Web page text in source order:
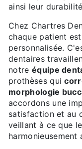
ainsi leur
Chez Chartres
chaque patient
personnalisée.
dentaires
notre équipe
prothèses qui
morphologie
accordons une
satisfaction et au
veillant à ce que
harmonieusement